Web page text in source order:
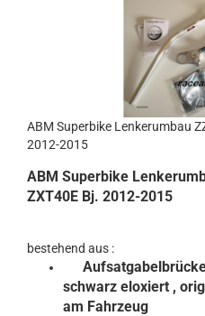
ABM Superbike Lenkerumbau
2012-2015
ABM Superbike
ZXT40E Bj. 2012-2015
bestehend aus :
schwarz eloxiert ,
am Fahrzeug